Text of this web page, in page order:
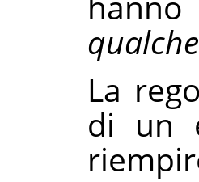
qualche
La
di un